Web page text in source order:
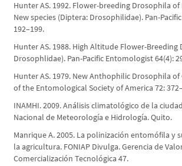
Hunter AS. 1992. Flower-breeding Drosophila
New species (Diptera: Drosophilidae). Pan-
192–199.
Hunter AS. 1988. High Altitude Flower-
Drosophlidae). Pan-Pacific Entomologist 64(4):
Hunter AS. 1979. New Anthophilic Drosophila
of the Entomological Society of America 72:
INAMHI. 2009. Análisis climatológico de la
Nacional de Meteorología e Hidrología. Quito.
Manrique A. 2005. La polinización entomófila y
la agricultura. FONIAP Divulga. Gerencia de
Comercialización Tecnológica 47.